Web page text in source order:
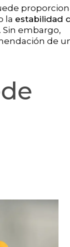
la estabilidad
. Sin embargo,
de